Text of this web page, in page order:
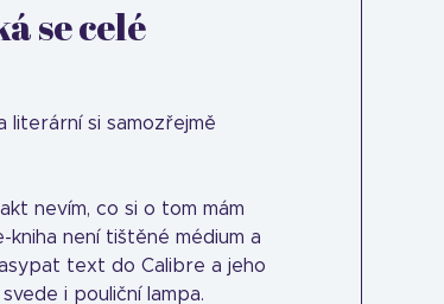
se celé
literární si samozřejmě
nevím, co si o tom mám
není tištěné médium a
text do Calibre a jeho
i pouliční lampa.